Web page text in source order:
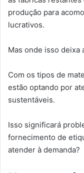
produção para
lucrativos.
Mas onde isso deixa
Com os tipos de
estão optando por
sustentáveis.
Isso significará
fornecimento de
atender à demanda?